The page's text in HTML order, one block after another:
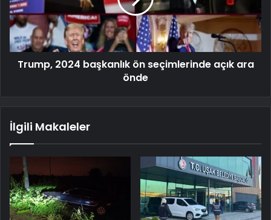
Trump, 2024 başkanlık ön seçimlerinde açık ara
önde
İlgili Makaleler